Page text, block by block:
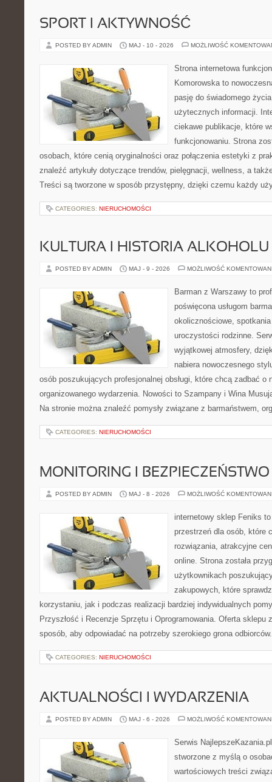
SPORT I AKTYWNOŚĆ
POSTED BY ADMIN MAJ - 10 - 2026 MOŻLIWOŚĆ
Strona internetowa
Komorowska to
pasję do świadomego
użytecznych informacji.
ciekawe publikacje, które
funkcjonowaniu. Strona
osobach, które cenią oryginalności oraz połączenia estetyki z
znaleźć artykuły dotyczące trendów, pielęgnacji, wellness, a
Treści są tworzone w sposób przystępny, dzięki czemu każdy
CATEGORIES: NIERUCHOMOŚCI
KULTURA I HISTORIA ALKOHOLU
POSTED BY ADMIN MAJ - 9 - 2026 MOŻLIWOŚĆ
Barman z Warszawy to
poświęcona usługom
okolicznościowe,
uroczystości rodzinne.
wyjątkowej atmosfery,
nabiera nowoczesnego
osób poszukujących profesjonalnej obsługi, które chcą zadbać o
organizowanego wydarzenia. Nowości to Szampany i Wina
Na stronie można znaleźć pomysły związane z barmaństwem,
CATEGORIES: NIERUCHOMOŚCI
MONITORING I
POSTED BY ADMIN MAJ - 8 - 2026 MOŻLIWOŚĆ
internetowy sklep Feniks
przestrzeń dla osób, które
rozwiązania, atrakcyjne
online. Strona została
użytkownikach
zakupowych, które
korzystaniu, jak i podczas realizacji bardziej indywidualnych
Przyszłość i Recenzje Sprzętu i Oprogramowania. Oferta sklepu
sposób, aby odpowiadać na potrzeby szerokiego grona
CATEGORIES: NIERUCHOMOŚCI
AKTUALNOŚCI I WYDARZENIA
POSTED BY ADMIN MAJ - 6 - 2026 MOŻLIWOŚĆ
Serwis
stworzone z myślą o
wartościowych treści